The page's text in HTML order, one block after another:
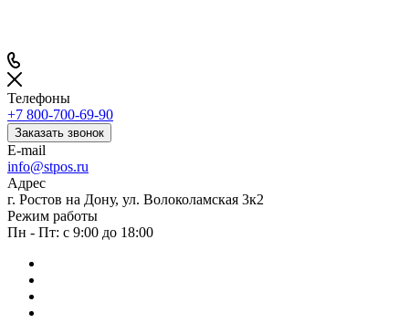
Телефоны
+7 800-700-69-90
Заказать звонок
E-mail
info@stpos.ru
Адрес
г. Ростов на Дону, ул. Волоколамская 3к2
Режим работы
Пн - Пт: с 9:00 до 18:00